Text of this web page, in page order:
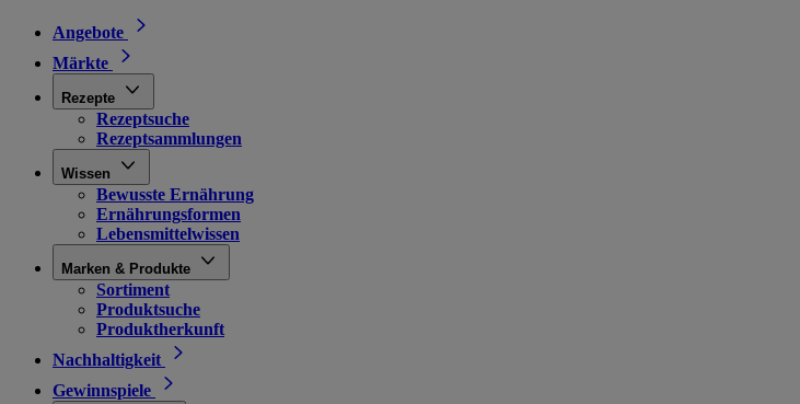
Angebote
Märkte
Rezepte
Rezeptsuche
Rezeptsammlungen
Wissen
Bewusste Ernährung
Ernährungsformen
Lebensmittelwissen
Marken & Produkte
Sortiment
Produktsuche
Produktherkunft
Nachhaltigkeit
Gewinnspiele